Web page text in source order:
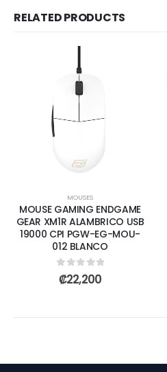
RELATED PRODUCTS
MOUSES
MOUSE GAMING ENDGAME
GEAR XM1R ALAMBRICO USB
19000 CPI PGW-EG-MOU-
012 BLANCO
0out of 5
₡22,200